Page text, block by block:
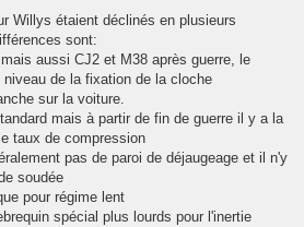
Willys étaient déclinés en plusieurs
sont:
aussi CJ2 et M38 après guerre, le
de la fixation de la cloche
sur la voiture.
mais à partir de fin de guerre il y a la
taux de compression
pas de paroi de déjaugeage et il n'y
soudée
pour régime lent
spécial plus lourds pour l'inertie